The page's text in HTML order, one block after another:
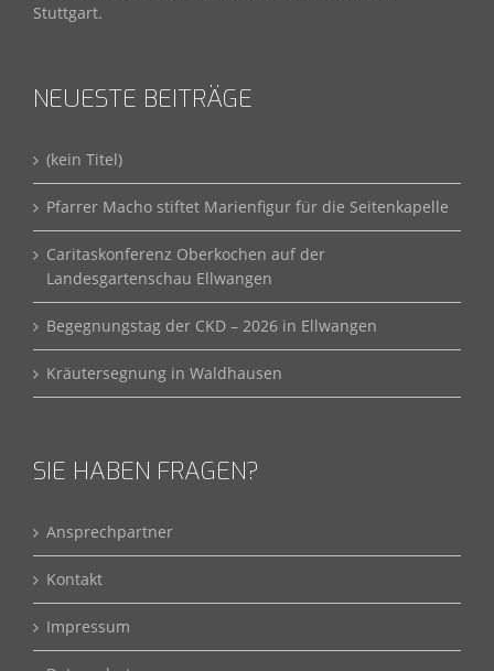
Stuttgart.
NEUESTE BEITRÄGE
(kein Titel)
Pfarrer Macho stiftet Marienfigur für die Seitenkapelle
Caritaskonferenz Oberkochen auf der
Landesgartenschau Ellwangen
Begegnungstag der CKD – 2026 in Ellwangen
Kräutersegnung in Waldhausen
SIE HABEN FRAGEN?
Ansprechpartner
Kontakt
Impressum